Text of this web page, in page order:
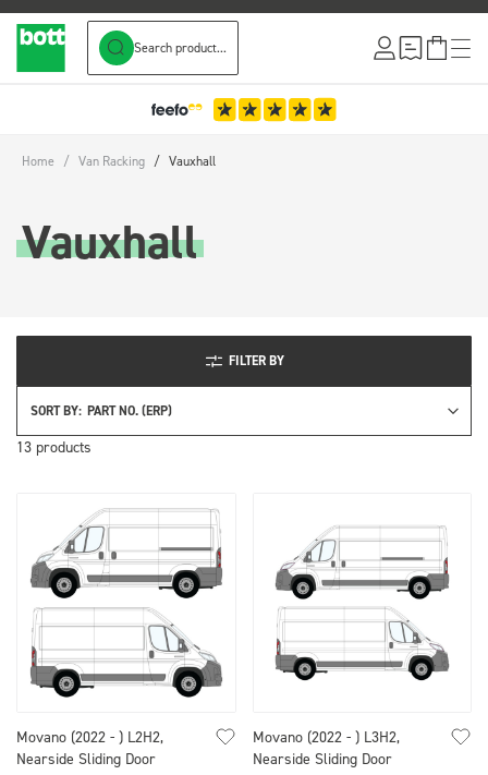
Search product...
Vauxhall
Home / Van Racking / Vauxhall
FILTER BY
13 products
SORT BY:
Movano (2022 - ) L2H2,
Nearside Sliding Door
Movano (2022 - ) L3H2,
Nearside Sliding Door